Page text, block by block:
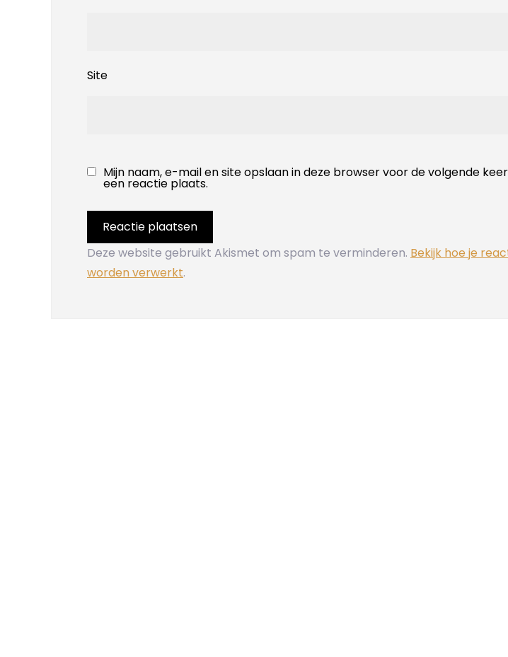
Site
Mijn naam, e-mail en site opslaan in deze browser voor de volgende
een reactie plaats.
Deze website gebruikt Akismet om spam te verminderen. Bekijk hoe je
worden verwerkt.